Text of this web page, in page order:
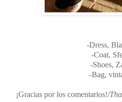
-Dress,
-Coat,
-Shoes,
-Bag,
¡Gracias por los comentarios!/